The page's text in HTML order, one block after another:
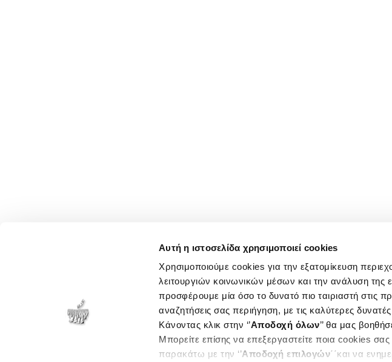
Αυτή η ιστοσελίδα χρησιμοποιεί cookies
Χρησιμοποιούμε cookies για την εξατομίκευση
λειτουργιών κοινωνικών μέσων και την ανάλυση της
προσφέρουμε μία όσο το δυνατό πιο ταιριαστή στις
αναζητήσεις σας περιήγηση, με τις καλύτερες
Κάνοντας κλικ στην ‘’Αποδοχή όλων’’ θα μας
Μπορείτε επίσης να επεξεργαστείτε ποια cookies
παρακάτω με την ‘’Αποδοχή επιλογών΄΄και να